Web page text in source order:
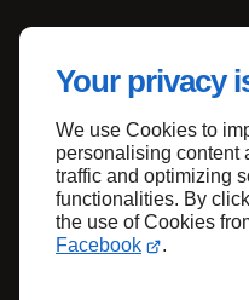
Your privacy
We use Cookies to
personalising content
traffic and optimizing
functionalities. By
the use of Cookies
Facebook
.